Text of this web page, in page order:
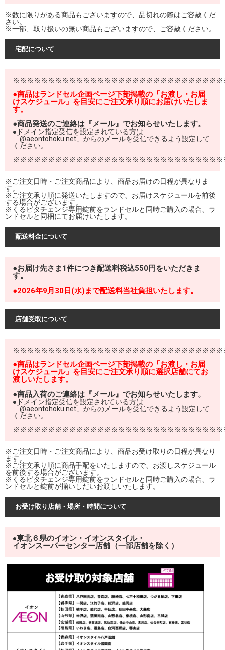
※数に限りがある商品もございますので、品切れの際はご容赦くだ
さい。
※一部、取り扱いの無い商品もございますので、ご容赦ください。
宅配について
●商品はランドセル企画ページ下部掲載の「お渡し・お届
けスケジュール」を目安にご注文承り順にお届けいたしま
す。
●商品発送のご連絡は『メール』でお知らせいたします。
●ドメイン指定受信を設定されている方は
「@aeontohoku.net」からのメールを受信できるよう設定して
ください。
※ご注文日時・ご注文商品により、商品お届けの日程が異なりま
す。
※ご注文承り順に発送いたしますので、お届けスケジュールを前後
する場合がございます。
※くるピタチェンジ専用錠前をランドセルと同時ご購入の場合、ラ
ンドセルと同梱にてお届けいたします。
配送料金について
●お届け先さま1件につき配送料税込550円をいただきま
す。
●2026年9月30日(水)まで配送料当社負担いたします。
店舗受取について
●商品はランドセル企画ページ下部掲載の「お渡し・お届
けスケジュール」を目安にご注文承り順に選択店舗にてお
渡しいたします。
●商品入荷のご連絡は『メール』でお知らせいたします。
●ドメイン指定受信を設定されている方は
「@aeontohoku.net」からのメールを受信できるよう設定して
ください。
※ご注文日時・ご注文商品により、商品お受け取りの日程が異なり
ます。
※ご注文承り順に商品手配をいたしますので、お渡しスケジュール
を前後する場合がございます。
※くるピタチェンジ専用錠前をランドセルと同時ご購入の場合、ラ
ンドセルと錠前が揃いしだいお渡しいたします。
お受け取り店舗・場所・時間について
●東北６県のイオン・イオンスタイル・
イオンスーパーセンター店舗（一部店舗を除く）